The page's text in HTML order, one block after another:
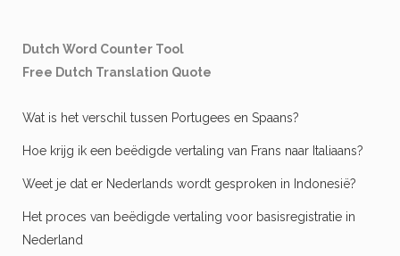
Dutch Word Counter Tool
Free Dutch Translation Quote
Wat is het verschil tussen Portugees en Spaans?
Hoe krijg ik een beëdigde vertaling van Frans naar Italiaans?
Weet je dat er Nederlands wordt gesproken in Indonesië?
Het proces van beëdigde vertaling voor basisregistratie in
Nederland